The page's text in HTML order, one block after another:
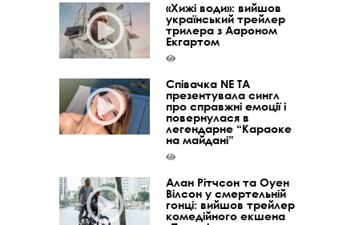
«Хижі води»: вийшов
український трейлер
трилера з Аароном
Екгартом
Співачка NE TA
презентувала сингл
про справжні емоції і
повернулася в
легендарне “Караоке
на майдані”
Алан Рітчсон та Оуен
Вілсон у смертельній
гонці: вийшов трейлер
комедійного екшена